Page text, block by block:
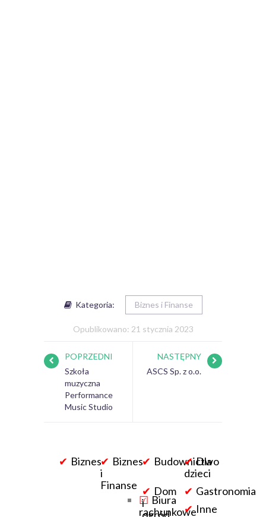
Kategoria: Biznes i Finanse
Opublikowano: 21 stycznia 2023
POPRZEDNI
Szkoła
muzyczna
Performance
Music Studio
NASTĘPNY
ASCS Sp. z o.o.
Biznes
Biznes
i
Finanse
Biura
rachunkowe
Budownictwo
Dla
dzieci
Dom
i
Gastronomia
Inne